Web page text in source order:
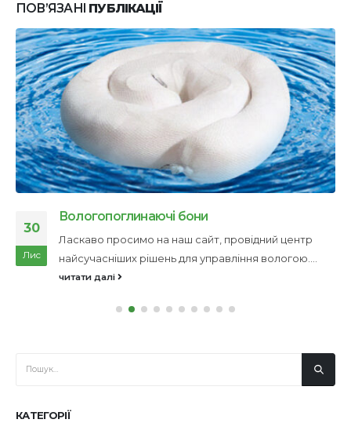
ПОВ’ЯЗАНІ ПУБЛІКАЦІЇ
30
Лис
Вологопоглинаючі бони
Ласкаво просимо на наш сайт, провідний центр
найсучасніших рішень для управління вологою....
читати далі
КАТЕГОРІЇ